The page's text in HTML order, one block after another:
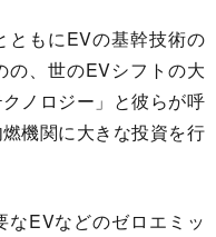
もにEVの基幹技術の
の、世のEVシフトの大
ノロジー」と彼らが呼
機関に大きな投資を行
EVなどのゼロエミッ